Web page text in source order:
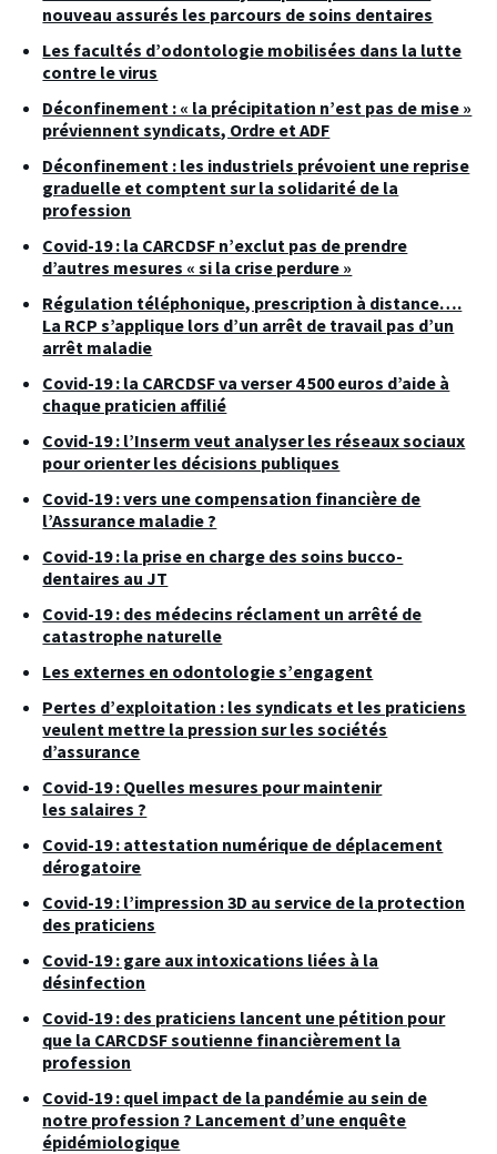
nouveau assurés les parcours de soins dentaires
Les facultés d’odontologie mobilisées dans la lutte
contre le virus
Déconfinement : « la précipitation n’est pas de mise »
préviennent syndicats, Ordre et ADF
Déconfinement : les industriels prévoient une reprise
graduelle et comptent sur la solidarité de la
profession
Covid-19 : la CARCDSF n’exclut pas de prendre
d’autres mesures « si la crise perdure »
Régulation téléphonique, prescription à distance….
La RCP s’applique lors d’un arrêt de travail pas d’un
arrêt maladie
Covid-19 : la CARCDSF va verser 4 500 euros d’aide à
chaque praticien affilié
Covid-19 : l’Inserm veut analyser les réseaux sociaux
pour orienter les décisions publiques
Covid-19 : vers une compensation financière de
l’Assurance maladie ?
Covid-19 : la prise en charge des soins bucco-
dentaires au JT
Covid-19 : des médecins réclament un arrêté de
catastrophe naturelle
Les externes en odontologie s’engagent
Pertes d’exploitation : les syndicats et les praticiens
veulent mettre la pression sur les sociétés
d’assurance
Covid-19 : Quelles mesures pour maintenir
les salaires ?
Covid-19 : attestation numérique de déplacement
dérogatoire
Covid-19 : l’impression 3D au service de la protection
des praticiens
Covid-19 : gare aux intoxications liées à la
désinfection
Covid-19 : des praticiens lancent une pétition pour
que la CARCDSF soutienne financièrement la
profession
Covid-19 : quel impact de la pandémie au sein de
notre profession ? Lancement d’une enquête
épidémiologique